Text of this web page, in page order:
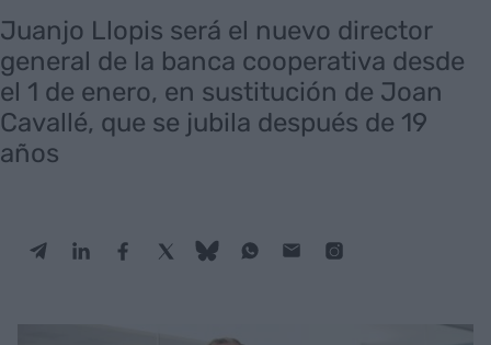
Juanjo Llopis será el nuevo director
general de la banca cooperativa desde
el 1 de enero, en sustitución de Joan
Cavallé, que se jubila después de 19
años